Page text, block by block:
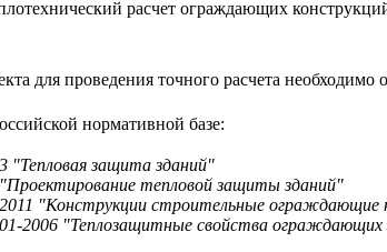
расчет ограждающих
для проведения точного расчета
нормативной базе:
"Тепловая защита зданий"
тепловой защиты зданий"
"Конструкции строительные ограждающие
2006 "Теплозащитные свойства ограждающих